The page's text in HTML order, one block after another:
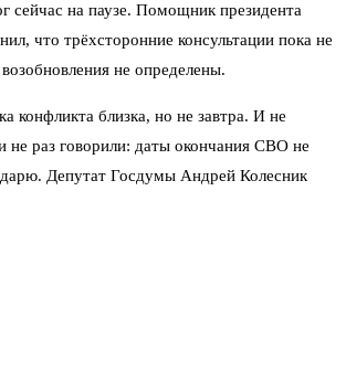
сейчас на паузе. Помощник президента
что трёхсторонние консультации пока не
не определены.
конфликта близка, но не завтра. И не
не раз говорили: даты окончания СВО не
Депутат Госдумы Андрей Колесник